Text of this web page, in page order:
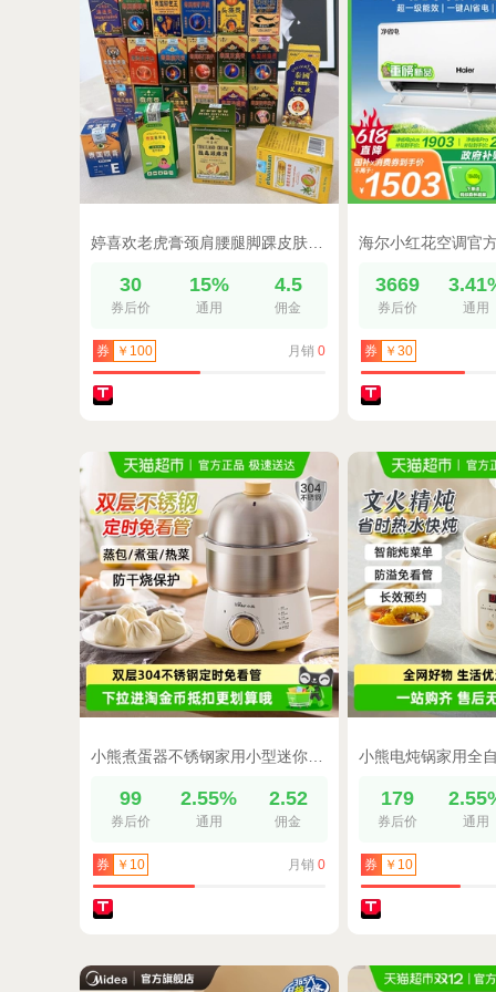
30
券后价
15%
通用
4.5
佣金
券 ￥100 月销 0
3669
券后价 通用
券 ￥30
99
券后价
2.55%
通用
2.52
佣金
券 ￥10 月销 0
179
券后价 通用
券 ￥10